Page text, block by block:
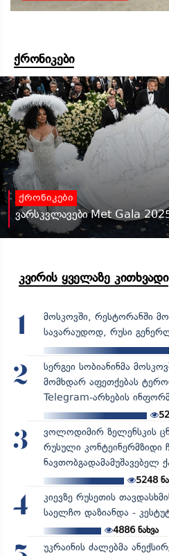
ქრონიკები
ქრონიკები
ვარსკვლავები Met Gala
კვირის ყველაზე კითხვადი
1
მოსკოვში, რესტორანში
სავარაუდოდ, რუსი
2
სერგეი სობიანინმა
მომხდარ აფეთქებას
Telegram-არხების
3
ვოლოდიმირ ზელენსკის
რუსული კონტეინერმზიდი
ნავთობგადამამუშავებელ
5248
4
კიევზე რუსეთის
საელჩო დაზიანდა -
4886ნახვა
უკრაინის ძალებმა